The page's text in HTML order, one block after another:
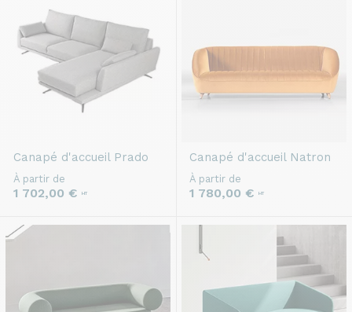
Canapé d'accueilPrado
À partir de
1 702,00 € HT
Canapé d'accueilNatron
À partir de
1 780,00 € HT